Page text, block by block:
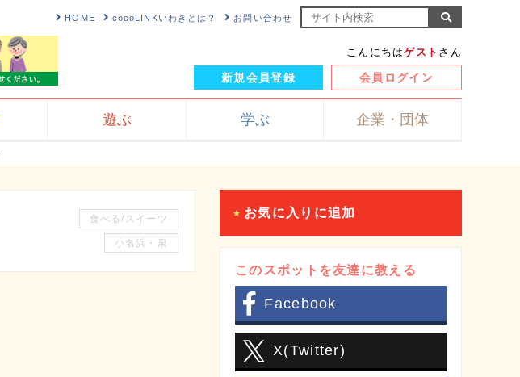
お問い合わせ
cocoLINKいわきとは？
HOME
こんにちはゲスト さん
新規会員登録 会員ログイン
遊ぶ 学ぶ 企業・団体
食べる/スイーツ
小名浜・泉
お気に入りに追加
このスポットを友達に教える
Facebook
X(Twitter)